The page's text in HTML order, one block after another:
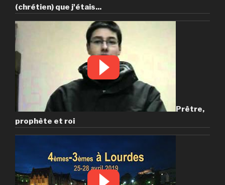
(chrétien) que j'étais...
Prêtre,
prophète et roi